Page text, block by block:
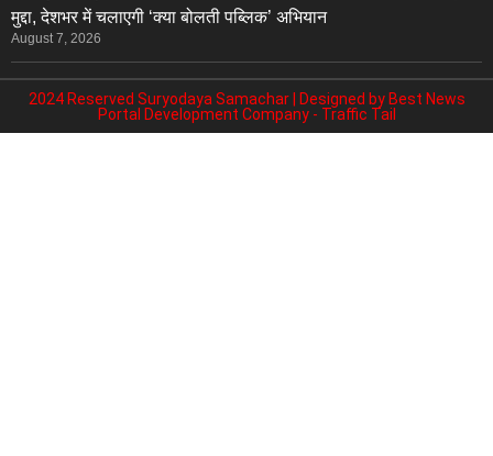
मुद्दा, देशभर में चलाएगी ‘क्या बोलती पब्लिक’ अभियान
August 7, 2026
2024 Reserved Suryodaya Samachar | Designed by Best News
Portal Development Company- Traffic Tail